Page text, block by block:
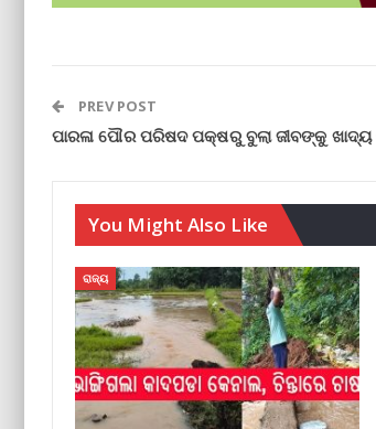
PREV POST
ପାରଳା ପୌର ପରିଷଦ ପକ୍ଷରୁ ବୁଲା ଜୀବଙ୍କୁ
You Might Also Like
ରାଜ୍ୟ